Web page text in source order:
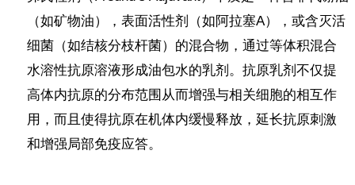
（如矿物油），表面活性剂（如阿拉塞A），或含灭活
细菌（如结核分枝杆菌）的混合物，通过等体积混合
水溶性抗原溶液形成油包水的乳剂。抗原乳剂不仅提
高体内抗原的分布范围从而增强与相关细胞的相互作
用，而且使得抗原在机体内缓慢释放，延长抗原刺激
和增强局部免疫应答。